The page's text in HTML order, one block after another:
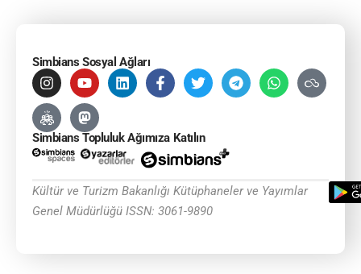
Simbians Sosyal Ağları
Simbians Topluluk Ağımıza Katılın
Kültür ve Turizm Bakanlığı Kütüphaneler ve Yayımlar
Genel Müdürlüğü ISSN: 3061-9890